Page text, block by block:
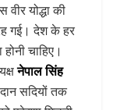
योद्धा की
गई। देश के हर
चाहिए।
नेपाल सिंह
सदियों तक